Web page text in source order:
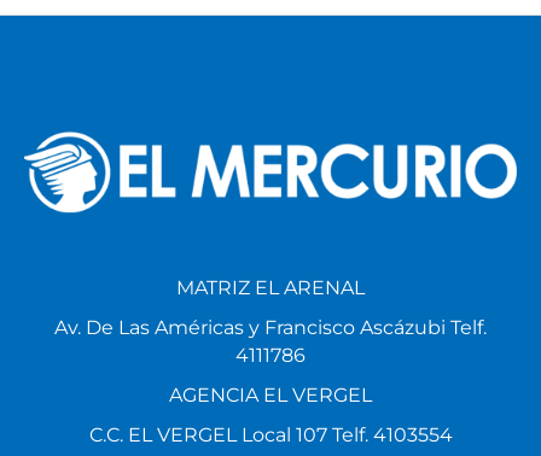
Av. De Las Américas y Francisco Ascázubi Telf.
4111786
AGENCIA EL VERGEL
C.C. EL VERGEL Local 107 Telf. 4103554
AGENCIA CENTRO